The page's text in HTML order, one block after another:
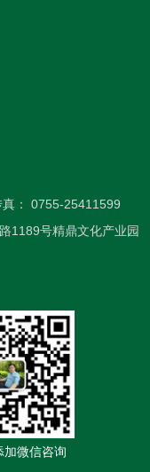
：
0755-25411599
1189号精鼎文化产业园
加微信咨询